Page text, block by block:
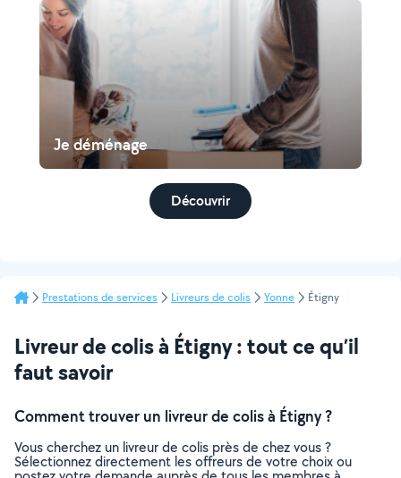
Je déménage
Découvrir
Prestations de services Livreurs de colis Yonne Étigny
Livreur de colis à Étigny : tout ce qu’il
faut savoir
Comment trouver un livreur de colis à Étigny ?
Vous cherchez un livreur de colis près de chez vous ?
Sélectionnez directement les offreurs de votre choix ou